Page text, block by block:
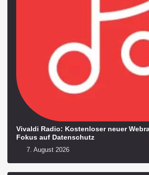
Vivaldi Radio: Kostenloser neuer
Fokus auf Datenschutz
7. August 2026